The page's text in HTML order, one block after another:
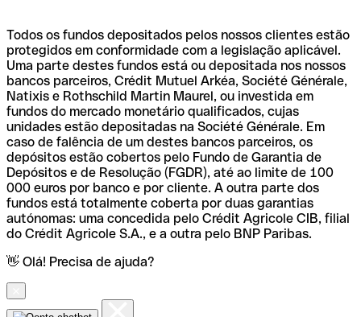
Todos os fundos depositados pelos nossos clientes estão
protegidos em conformidade com a legislação aplicável.
Uma parte destes fundos está ou depositada nos nossos
bancos parceiros, Crédit Mutuel Arkéa, Société Générale,
Natixis e Rothschild Martin Maurel, ou investida em
fundos do mercado monetário qualificados, cujas
unidades estão depositadas na Société Générale. Em
caso de falência de um destes bancos parceiros, os
depósitos estão cobertos pelo Fundo de Garantia de
Depósitos e de Resolução (FGDR), até ao limite de 100
000 euros por banco e por cliente. A outra parte dos
fundos está totalmente coberta por duas garantias
autónomas: uma concedida pelo Crédit Agricole CIB, filial
do Crédit Agricole S.A., e a outra pelo BNP Paribas.
👋 Olá! Precisa de ajuda?